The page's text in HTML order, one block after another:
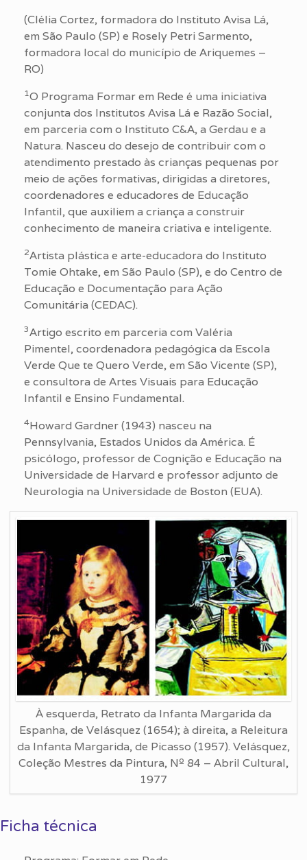
(Clélia Cortez, formadora do Instituto Avisa Lá,
em São Paulo (SP) e Rosely Petri Sarmento,
formadora local do município de Ariquemes –
RO)
1 O Programa Formar em Rede é uma iniciativa
conjunta dos Institutos Avisa Lá e Razão Social,
em parceria com o Instituto C&A, a Gerdau e a
Natura. Nasceu do desejo de contribuir com o
atendimento prestado às crianças pequenas por
meio de ações formativas, dirigidas a diretores,
coordenadores e educadores de Educação
Infantil, que auxiliem a criança a construir
conhecimento de maneira criativa e inteligente.
2Artista plástica e arte-educadora do Instituto
Tomie Ohtake, em São Paulo (SP), e do Centro de
Educação e Documentação para Ação
Comunitária (CEDAC).
3Artigo escrito em parceria com Valéria
Pimentel, coordenadora pedagógica da Escola
Verde Que te Quero Verde, em São Vicente (SP),
e consultora de Artes Visuais para Educação
Infantil e Ensino Fundamental.
4Howard Gardner (1943) nasceu na
Pennsylvania, Estados Unidos da América. É
psicólogo, professor de Cognição e Educação na
Universidade de Harvard e professor adjunto de
Neurologia na Universidade de Boston (EUA).
À esquerda, Retrato da Infanta Margarida da
Espanha, de Velásquez (1654); à direita, a Releitura
da Infanta Margarida, de Picasso (1957). Velásquez,
Coleção Mestres da Pintura, Nº 84 – Abril Cultural,
1977
Ficha técnica